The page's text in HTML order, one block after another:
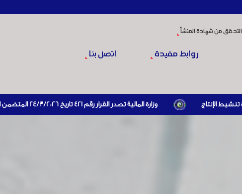
التحقق من شهادة المنشأ
روابط مفيدة اتصل بنا
وزارة المالية تصدر القرار رقم 421 تاريخ 24/3/2026 المتضمن الزام المستوردين بإبراز براءة ذمة مالية سارية صادرة عن الهيئة العامة للضرائب والرسوم أو مديرياتها عند القيام بعمليات الاستيراد